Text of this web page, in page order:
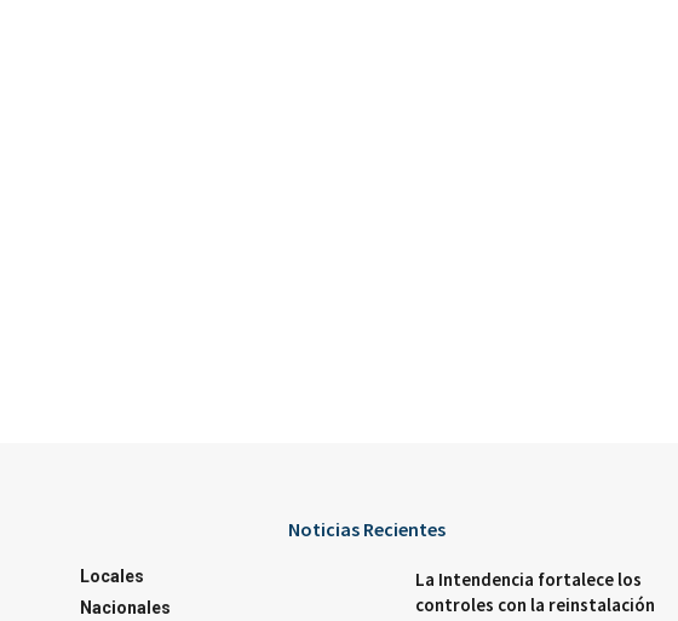
Locales
Nacionales
Noticias Recientes
La Intendencia fortalece los
controles con la reinstalación